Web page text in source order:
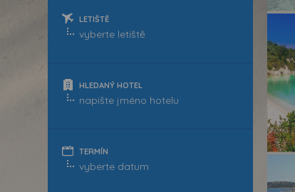
LETIŠTĚ
HLEDANÝ HOTEL
TERMÍN